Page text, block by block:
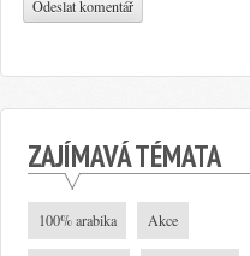
ZAJÍMAVÁ TÉMATA
100% arabika Akce